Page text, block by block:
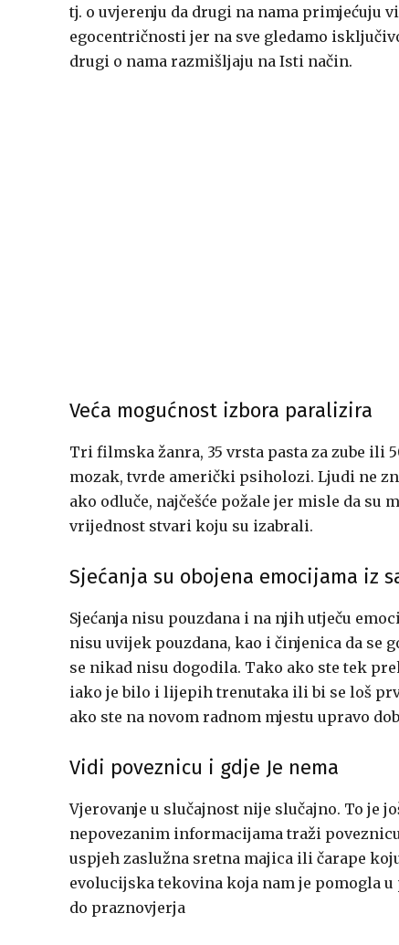
tj. o uvjerenju da drugi na nama primjećuju
egocentričnosti jer na sve gledamo
drugi o nama razmišljaju na Isti način.
Veća mogućnost izbora paralizira
Tri filmska žanra, 35 vrsta pasta za zube ili
mozak, tvrde američki psiholozi. Ljudi ne
ako odluče, najčešće požale jer misle da
vrijednost stvari koju su izabrali.
Sjećanja su obojena emocijama iz
Sjećanja nisu pouzdana i na njih utječu
nisu uvijek pouzdana, kao i činjenica da se
se nikad nisu dogodila. Tako ako ste tek
iako je bilo i lijepih trenutaka ili bi se loš
ako ste na novom radnom mjestu upravo
Vidi poveznicu i gdje Je nema
Vjerovanje u slučajnost nije slučajno. To je
nepovezanim informacijama traži
uspjeh zaslužna sretna majica ili čarape
evolucijska tekovina koja nam je pomogla
do praznovjerja